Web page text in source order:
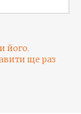
його.
ще раз